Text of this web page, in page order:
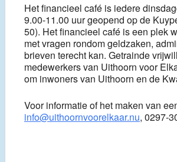
Het financieel café is iedere
9.00-11.00 uur geopend op de
50). Het financieel café is een plek
met vragen rondom geldzaken,
brieven terecht kan. Getrainde
medewerkers van Uithoorn voor
om inwoners van Uithoorn en de
Voor informatie of het maken van
info@uithoornvoorelkaar.nu, 0297-